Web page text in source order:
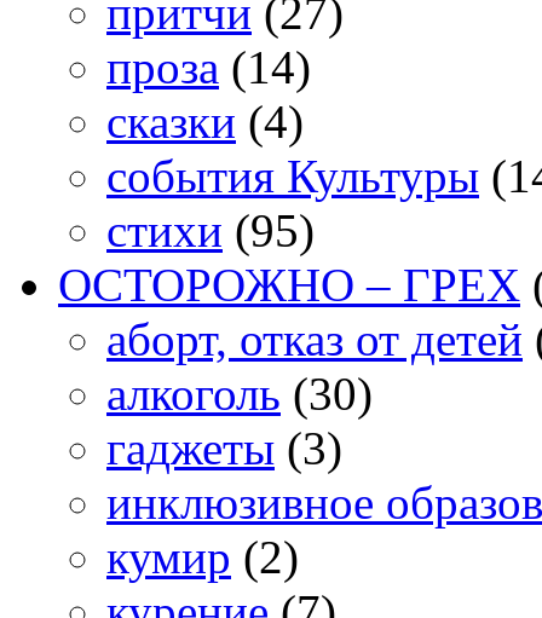
притчи (27)
проза (14)
сказки (4)
события Культуры
стихи (95)
ОСТОРОЖНО – ГРЕХ
аборт, отказ от детей
алкоголь (30)
гаджеты (3)
инклюзивное
кумир (2)